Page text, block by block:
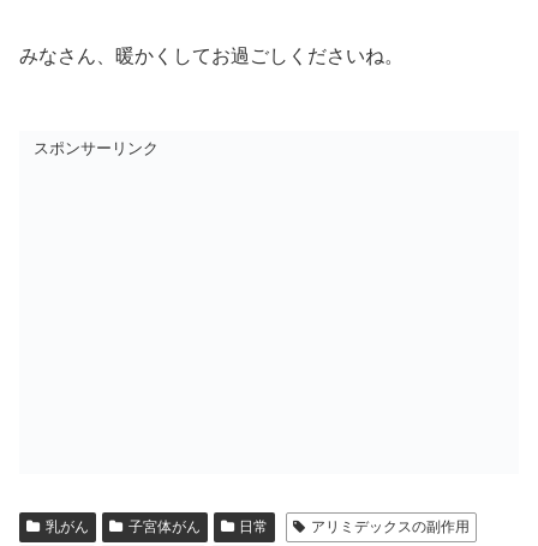
みなさん、暖かくしてお過ごしくださいね。
スポンサーリンク
乳がん 子宮体がん 日常
アリミデックスの副作用